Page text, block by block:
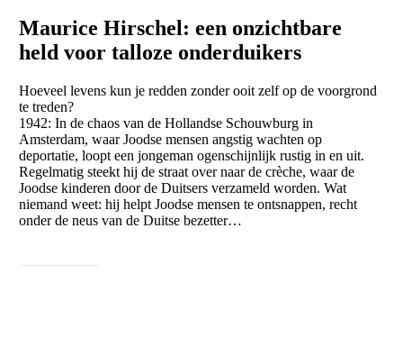
Maurice Hirschel: een onzichtbare
held voor talloze onderduikers
Hoeveel levens kun je redden zonder ooit zelf op de voorgrond
te treden?
1942: In de chaos van de Hollandse Schouwburg in
Amsterdam, waar Joodse mensen angstig wachten op
deportatie, loopt een jongeman ogenschijnlijk rustig in en uit.
Regelmatig steekt hij de straat over naar de crèche, waar de
Joodse kinderen door de Duitsers verzameld worden. Wat
niemand weet: hij helpt Joodse mensen te ontsnappen, recht
onder de neus van de Duitse bezetter…